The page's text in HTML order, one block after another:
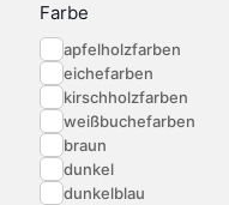
Farbe
apfelholzfarben
eichefarben
kirschholzfarben
weißbuchefarben
braun
dunkel
dunkelblau